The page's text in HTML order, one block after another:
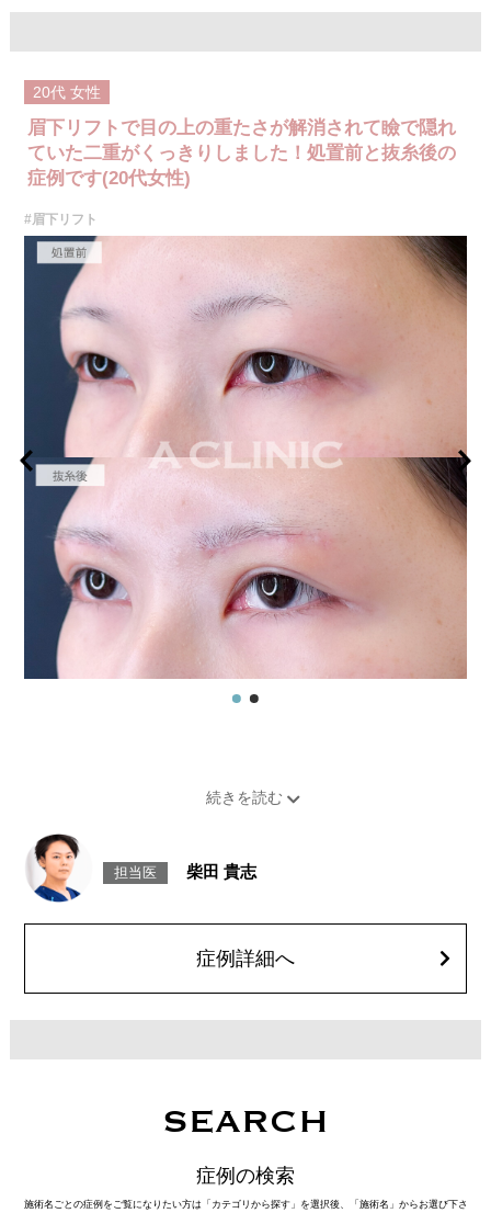
施術名：目頭切開法
二重幅の見え方を整えることができます。また、目の横幅が広がることに
より、離れ目を改善する効果も期待できます。
抜糸：施術5〜7日後にご来院して頂きます
リスク、副作用：腫れ、内出血、疼痛などが術後一時的に生じることがご
ざいます。これらは多くの場合、数日〜1週間ほどで自然に軽快していきま
す。また、稀に細菌感染症、左右差、後戻り、創部離開、肥厚性瘢痕、皮
費用：217,800円〜327,800円(税込)
オプション：笑気麻酔 3,300円(税込)
施術名：眉下リフト
施術内容：上まぶたのたるみを解消し、目元をすっきりと若々しく見せる
ための施術です。眉の下縁に沿って皮膚を切開・切除し、余分な皮膚を取
り除いた上で丁寧に縫合します。切開部は眉のラインに沿うため、傷跡が
目立ちにくいのが特徴です。まぶたのたるみ具合や骨格に応じて、切除範
囲やデザインを個別に調整し、自然な仕上がりを目指します。
施術時間：約30分程
抜糸：施術5〜7日後にご来院して頂きます。(抜糸なしの場合は来院不要)
リスク、副作用：腫れ、内出血、疼痛などが術後一時的に生じることがご
ざいます。また、稀に細菌感染症、左右差、肥厚性瘢痕、兎眼、縫合糸の
露出、感覚鈍麻、傷痕の盛り上がり、凹み、色素沈着などが生じることが
ございます。
費用：437,800円(税込)〜932,800円(税込)
オプション：笑気麻酔 3,300円(税込)
20代 女性
眉下リフトで目の上の重たさが解消されて瞼で隠れ
ていた二重がくっきりしました！処置前と抜糸後の
症例です(20代女性)
#眉下リフト
担当医 柴田 貴志
症例詳細へ
SEARCH
症例の検索
施術名ごとの症例をご覧になりたい方は「カテゴリから探す」を選択後、「施術名」からお選び下さ